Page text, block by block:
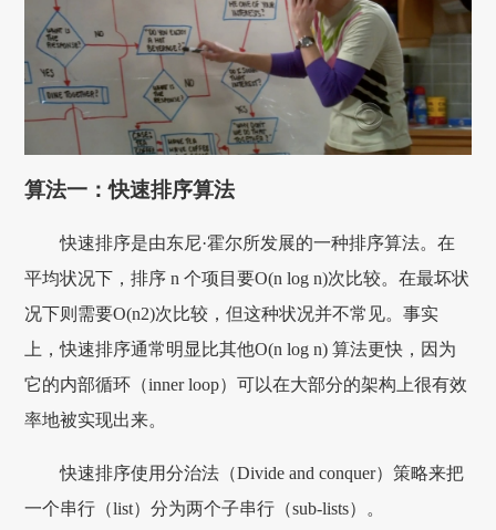
算法一：快速排序算法
快速排序是由东尼·霍尔所发展的一种排序算法。在
平均状况下，排序 n 个项目要Ο(n log n)次比较。在最坏状
况下则需要Ο(n2)次比较，但这种状况并不常见。事实
上，快速排序通常明显比其他Ο(n log n) 算法更快，因为
它的内部循环（inner loop）可以在大部分的架构上很有效
率地被实现出来。
快速排序使用分治法（Divide and conquer）策略来把
一个串行（list）分为两个子串行（sub-lists）。